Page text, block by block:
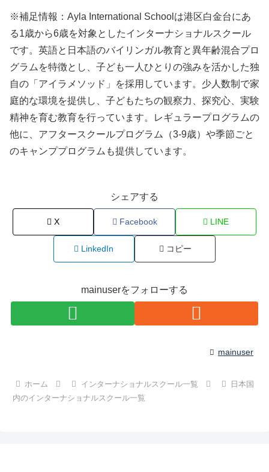
※補足情報：Ayla International Schoolは港区白金台にあ
る1歳から6歳を対象としたインターナショナルスクール
です。英語と日本語のバイリンガル教育と異年齢混合プロ
グラムを特徴とし、子ども一人ひとりの強みを活かした独
自の「アイラメソッド」を採用しています。少人数制で家
庭的な環境を提供し、子どもたちの観察力、探究心、実験
精神を育む教育を行っています。レギュラープログラムの
他に、アフタースクールプログラム（3-9歳）や季節ごと
のキャンププログラムも提供しています。
シェアする
X Facebook LINE
LinkedIn コピー
mainuserをフォローする
mainuser
ホーム インターナショナルスクール一覧
日本国
内のインターナショナルスクール一覧